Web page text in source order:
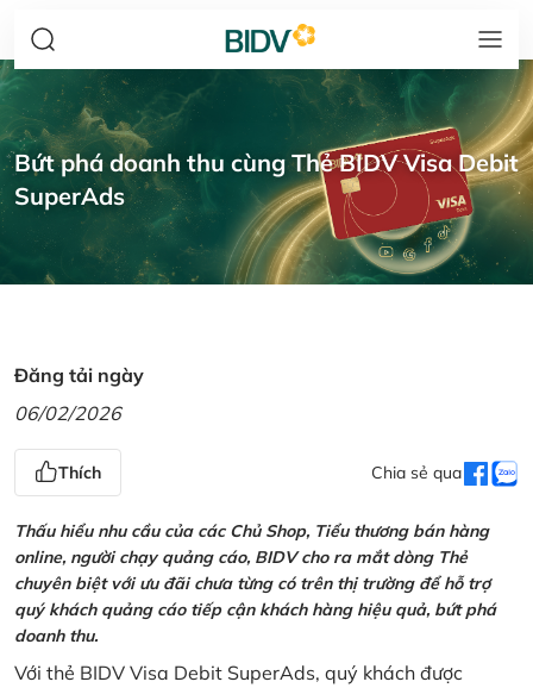
Bứt phá doanh thu cùng Thẻ BIDV Visa Debit
SuperAds
Đăng tải ngày
06/02/2026
Thích Chia sẻ qua
Thấu hiểu nhu cầu của các Chủ Shop, Tiểu thương bán hàng
online, người chạy quảng cáo, BIDV cho ra mắt dòng Thẻ
chuyên biệt với ưu đãi chưa từng có trên thị trường để hỗ trợ
quý khách quảng cáo tiếp cận khách hàng hiệu quả, bứt phá
doanh thu.
Với thẻ BIDV Visa Debit SuperAds, quý khách được